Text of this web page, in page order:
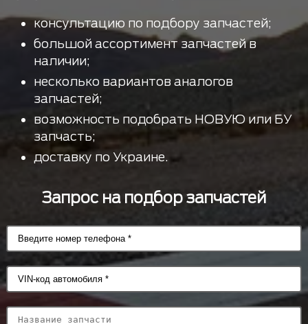
консультацию по подбору запчастей;
большой ассортимент запчастей в
наличии;
несколько вариантов аналогов
запчастей;
возможность подобрать НОВУЮ или БУ
запчасть;
доставку по Украине.
Запрос на подбор запчастей